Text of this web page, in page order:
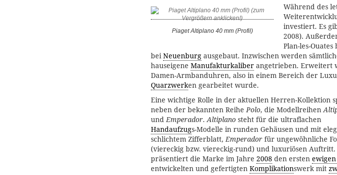
Piaget Altiplano 40 mm (Profil)
Während des
investiert. Es
2008).
Plan-les-Ouates
beiNeuenburg ausgebaut. Inzwischen werden
hauseigene Manufakturkaliber angetrieben. Erweitert
Damen-Armbanduhren, also in einem Bereich der
Quarzwerken gearbeitet wurde.
Eine wichtige Rolle in der aktuellen Herren-Kollektion
neben der bekannten ReihePolo, die Modellreihen
undEmperador.Altiplano steht für die ultraflachen
Handaufzugs-Modelle in runden Gehäusen und mit
schlichtem Zifferblatt,Emperador für ungewöhnliche
(viereckig bzw. viereckig-rund) und luxuriösen Auftritt.
präsentiert die Marke im Jahre 2008 den ersten
entwickelten und gefertigten Komplikationswerk mit